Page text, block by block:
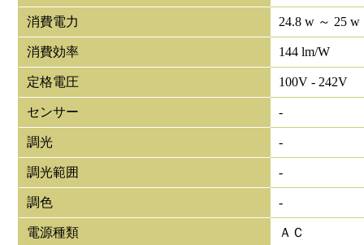
消費電力 24.8 w ～ 25 w
消費効率 144 lm/W
定格電圧 100V - 242V
センサー -
調光 -
調光範囲 -
調色 -
電源種類 ＡＣ